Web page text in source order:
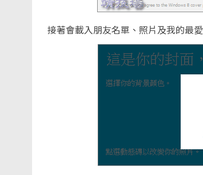
接著會載入朋友名單、照片及我的最愛